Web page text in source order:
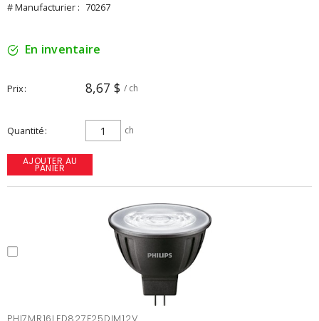
# Manufacturier : 70267
En inventaire
Prix 8,67 $ / ch
Quantité ch
AJOUTER AU
PANIER
PHI7MR16LED827F25DIM12V